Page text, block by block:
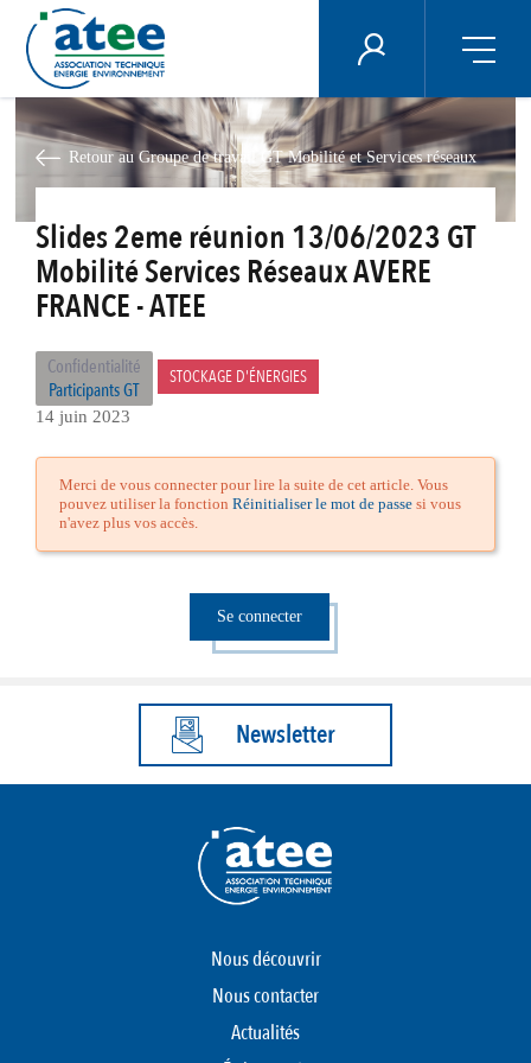
au
contenu
principal
ÉNERGIE PLUS
Retour au Groupe de travail GT Mobilité et Services réseaux
Slides 2eme réunion 13/06/2023 GT
Mobilité Services Réseaux AVERE
FRANCE - ATEE
Confidentialité
Participants GT
STOCKAGE D'ÉNERGIES
14 juin 2023
Merci de vous connecter pour lire la suite de cet article. Vous
pouvez utiliser la fonction Réinitialiser le mot de passesi vous
n'avez plus vos accès.
Se connecter
Newsletter
Nous découvrir
Nous contacter
Actualités
Panneau de gestion des cookies